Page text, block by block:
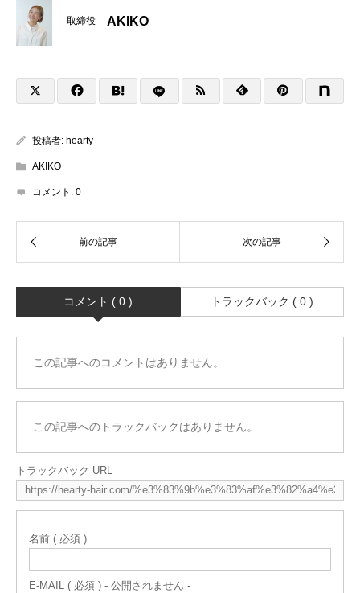
取締役 AKIKO
投稿者: hearty
AKIKO
コメント: 0
コメント ( 0 ) トラックバック ( 0 )
この記事へのコメントはありません。
この記事へのトラックバックはありません。
トラックバック URL
名前 ( 必須 )
E-MAIL ( 必須 ) - 公開されません -